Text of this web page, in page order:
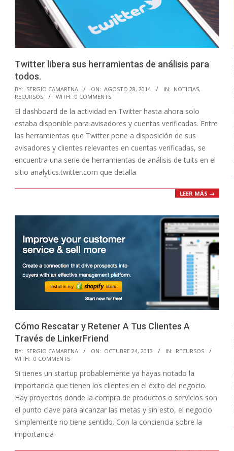
Twitter libera sus herramientas de análisis para
todos.
2014-
08-
28
BY: SERGIO CAMARENA ON: AGOSTO 28, 2014 IN: NOTICIAS,
RECURSOS
WITH: 0 COMMENTS
El dashboard de la actividad en Twitter hasta ahora solo
estaba disponible para avisadores y cuentas verificadas. Entre
las herramientas que Twitter pone a disposición de sus
avisadores y clientes relevantes en cuentas verificadas, se
encuentra una serie de herramientas de análisis de tuits en el
sitio analytics.twitter.com que detalla
LEER MÁS →
Cómo Rescatar y Retener A Tus Clientes A
Través de LinkerFriend
2013-
10-
24
BY: SERGIO CAMARENA ON: OCTUBRE 24, 2013 IN: RECURSOS
WITH: 0 COMMENTS
Si tienes un startup probablemente ya hayas notado la
importancia que tienen los clientes en el éxito del negocio.
Hay proyectos donde la compra de productos o servicios son
el punto clave para alcanzar las metas y sin esto, el negocio
simplemente no tiene sentido. Con la conciencia sobre la
importancia